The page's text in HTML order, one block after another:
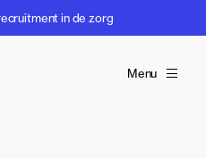
in de zorg
Menu